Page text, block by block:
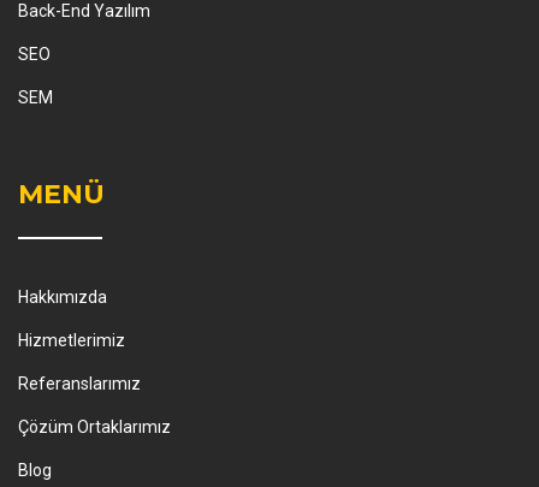
Back-End Yazılım
SEO
SEM
MENÜ
Hakkımızda
Hizmetlerimiz
Referanslarımız
Çözüm Ortaklarımız
Blog